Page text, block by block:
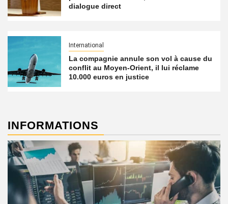
dialogue direct
International
La compagnie annule son vol à cause du
conflit au Moyen-Orient, il lui réclame
10.000 euros en justice
INFORMATIONS